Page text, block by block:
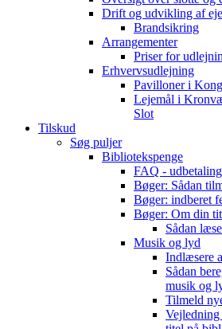
Drift og udvikling af
Brandsikring
Arrangementer
Priser for
Erhvervsudlejning
Pavilloner i
Lejemål i
Slot
Tilskud
Søg puljer
Bibliotekspenge
FAQ -
Bøger: Sådan
Bøger: indberet
Bøger: Om din
Sådan
Musik og lyd
Indlæsere
Sådan
musik og
Tilmeld